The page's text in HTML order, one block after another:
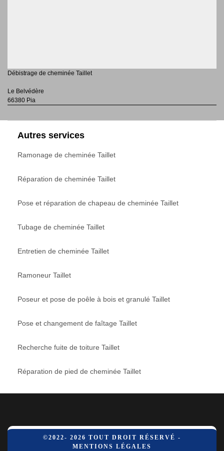
Débistrage de cheminée Taillet
Le Belvédère
66380 Pia
Autres services
Ramonage de cheminée Taillet
Réparation de cheminée Taillet
Pose et réparation de chapeau de cheminée Taillet
Tubage de cheminée Taillet
Entretien de cheminée Taillet
Ramoneur Taillet
Poseur et pose de poêle à bois et granulé Taillet
Pose et changement de faîtage Taillet
Recherche fuite de toiture Taillet
Réparation de pied de cheminée Taillet
©2022- 2026 TOUT DROIT RÉSERVÉ -
MENTIONS LÉGALES